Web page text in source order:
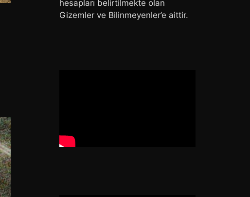
hesapları belirtilmekte olan
Gizemler ve Bilinmeyenler’e aittir.